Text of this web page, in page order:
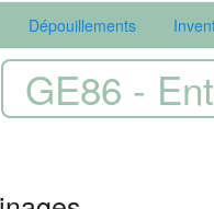
Dépouillements
GE86 -